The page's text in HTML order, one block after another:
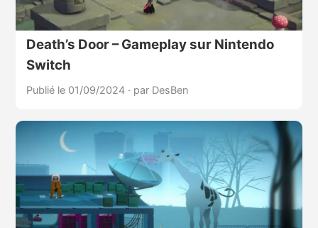
Death’s Door – Gameplay sur Nintendo
Switch
Publié le 01/09/2024 · par DesBen